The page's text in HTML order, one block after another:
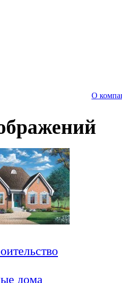
О
дома